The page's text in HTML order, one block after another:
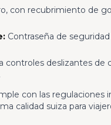
con recubrimiento de
Contraseña de
deslizantes de
con las regulaciones
calidad suiza para